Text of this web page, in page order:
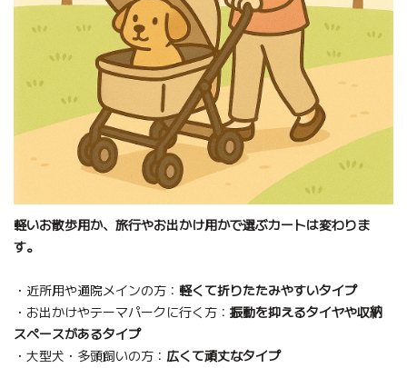
軽いお散歩用か、旅行やお出かけ用かで選ぶカートは変わりま
す。
・近所用や通院メインの方： 軽くて折りたたみやすいタイプ
・お出かけやテーマパークに行く方： 振動を抑えるタイヤや収納
スペースがあるタイプ
・大型犬・多頭飼いの方： 広くて頑丈なタイプ